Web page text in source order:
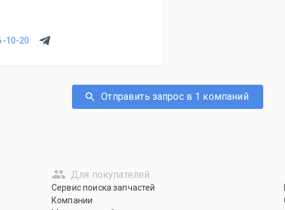
10-20
Отправить запрос в 1 компаний
Для покупателей
Сервис поиска запчастей
Компании